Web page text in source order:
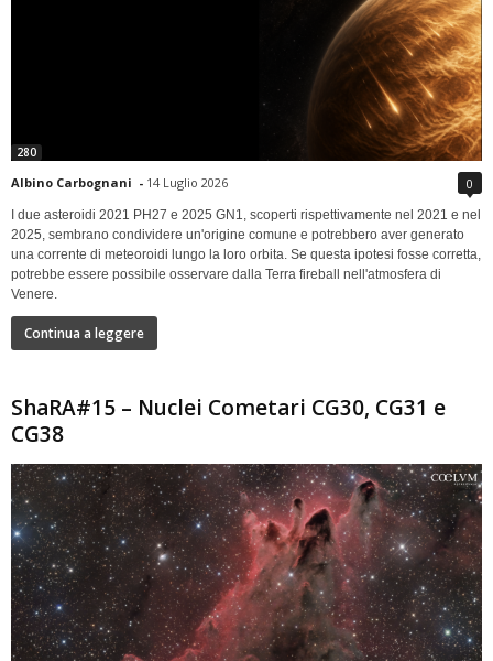
280
Albino Carbognani - 14 Luglio 2026 0
I due asteroidi 2021 PH27 e 2025 GN1, scoperti rispettivamente nel 2021 e nel
2025, sembrano condividere un'origine comune e potrebbero aver generato
una corrente di meteoroidi lungo la loro orbita. Se questa ipotesi fosse corretta,
potrebbe essere possibile osservare dalla Terra fireball nell'atmosfera di
Venere.
Continua a leggere
ShaRA#15 – Nuclei Cometari CG30, CG31 e
CG38